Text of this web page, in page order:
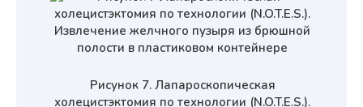
Рисунок 7. Лапароскопическая
холецистэктомия по технологии (N.O.T.E.S.).